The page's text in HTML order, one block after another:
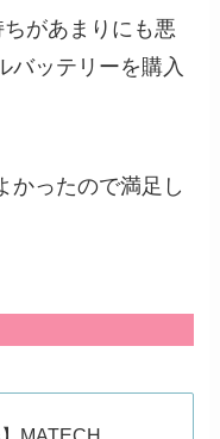
があまりにも悪
バッテリーを購入
かったので満足し